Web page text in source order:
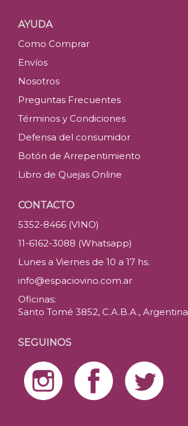
AYUDA
Como Comprar
Envíos
Nosotros
Preguntas Frecuentes
Términos y Condiciones
Defensa del consumidor
Botón de Arrepentimiento
Libro de Quejas Online
CONTACTO
5352-8466 (VINO)
11-6162-3088 (Whatsapp)
Lunes a Viernes de 10 a 17 hs.
info@espaciovino.com.ar
Oficinas:
Santo Tomé 3852, C.A.B.A., Argentina
SEGUINOS